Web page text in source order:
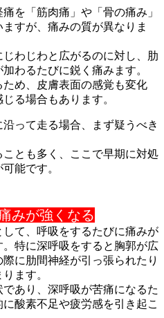
を「筋肉痛」や「骨の痛み」
すが、痛みの質が異なりま
わじわと広がるのに対し、肋
わるたびに鋭く痛みます。
め、皮膚表面の感覚も変化
る場合もあります。
って走る場合、まず疑うべき
とも多く、ここで早期に対処
能です。
みが強くなる
て、呼吸をするたびに痛みが
特に深呼吸をすると胸郭が広
に肋間神経が引っ張られたり
ます。
あり、深呼吸が苦痛になるた
酸素不足や疲労感を引き起こ